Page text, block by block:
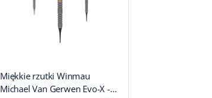
Miękkie rzutki Winmau
Michael Van Gerwen Evo-X -